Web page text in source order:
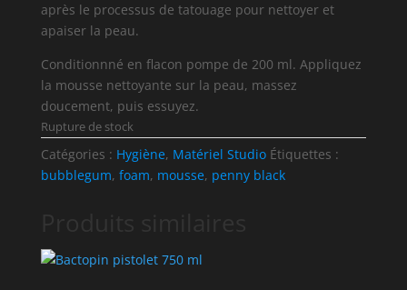
après le processus de tatouage pour nettoyer et
apaiser la peau.
Conditionnné en flacon pompe de 200 ml. Appliquez
la mousse nettoyante sur la peau, massez
doucement, puis essuyez.
Rupture de stock
Catégories : Hygiène, Matériel Studio Étiquettes :
bubblegum, foam, mousse, penny black